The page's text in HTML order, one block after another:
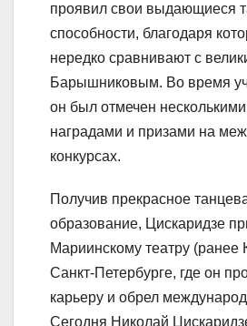
проявил свои выдающиеся
способности, благодаря
нередко сравнивают с
Барышниковым. Во время
он был отмечен
наградами и призами на
конкурсах.
Получив прекрасное
образование, Цискаридзе
Мариинскому театру (ранее
Санкт-Петербурге, где он
карьеру и обрел
Сегодня Николай